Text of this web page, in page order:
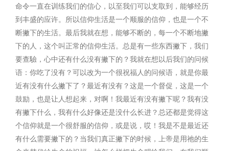
命令一直在训练我们的信心，以至我们可以支取到，能够经历
到丰盛的应许。所以信仰生活是一个顺服的信仰，也是一个不
断撇下的生活。最后我就在想，能够不断的，每一个不断地撇
下的人，这个叫正常的信仰生活。总是有一些东西撇下，我们
要查驗，心中还有什么没有撇下的？我就在想以后我们的问候
语：你吃了没有？可以改为一个很祝福人的问候语，就是你最
近有没有什么撇下了？最近有没有？这是一个督促，这是一个
鼓励，也是让人想起来，对啊！我最近有没有撇下呢？我有没
有撇下什么，我有什么好像还是没什么长进？总还都是觉得这
个信仰就是一个很舒服的信仰，或是说，哎！我是不是最近还
有什么需要撇下的？当我们真正撇下的时候，上帝是用祂的生